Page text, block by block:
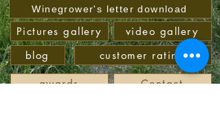
Winegrower's letter download
Pictures gallery
video gallery
blog
customer rating
awards Contact